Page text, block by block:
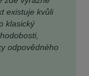
existuje kvůli
klasický
odpovědného